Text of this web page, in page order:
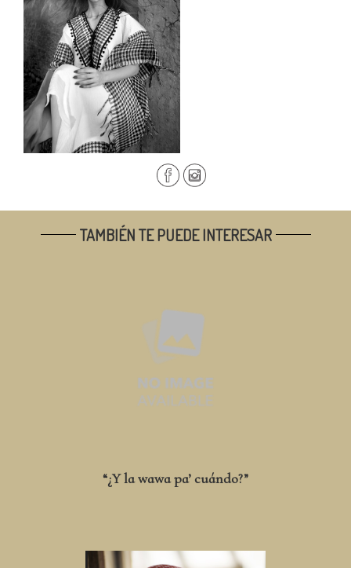
TAMBIÉN TE PUEDE INTERESAR
“¿Y la wawa pa’ cuándo?”